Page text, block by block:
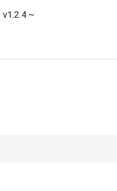
v1.2.4 ~